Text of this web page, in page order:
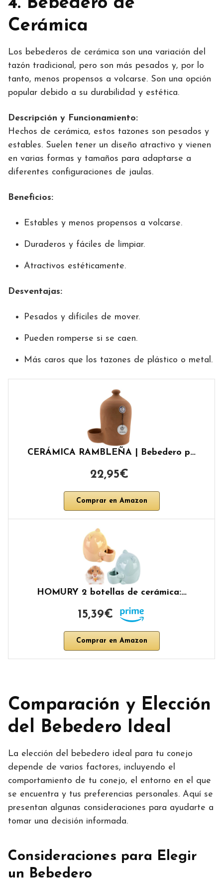
4. Bebedero de
Cerámica
Los bebederos de cerámica son una variación del
tazón tradicional, pero son más pesados y, por lo
tanto, menos propensos a volcarse. Son una opción
popular debido a su durabilidad y estética.
Descripción y Funcionamiento:
Hechos de cerámica, estos tazones son pesados y
estables. Suelen tener un diseño atractivo y vienen
en varias formas y tamaños para adaptarse a
diferentes configuraciones de jaulas.
Beneficios:
Estables y menos propensos a volcarse.
Duraderos y fáciles de limpiar.
Atractivos estéticamente.
Desventajas:
Pesados y difíciles de mover.
Pueden romperse si se caen.
Más caros que los tazones de plástico o metal.
CERÁMICA RAMBLEÑA | Bebedero p…
22,95€
Comprar en Amazon
HOMURY 2 botellas de cerámica:…
15,39€
Comprar en Amazon
Comparación y Elección
del Bebedero Ideal
La elección del bebedero ideal para tu conejo
depende de varios factores, incluyendo el
comportamiento de tu conejo, el entorno en el que
se encuentra y tus preferencias personales. Aquí se
presentan algunas consideraciones para ayudarte a
tomar una decisión informada.
Consideraciones para Elegir
un Bebedero